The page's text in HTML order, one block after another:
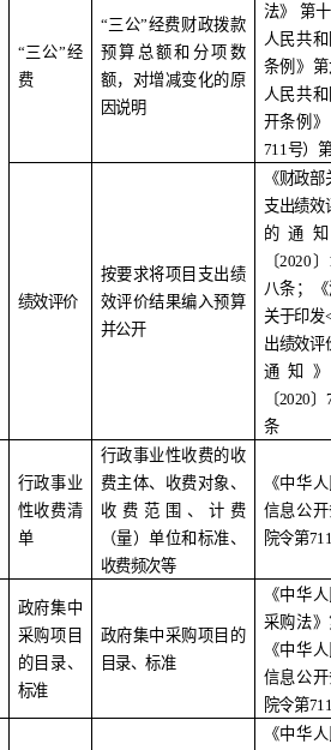
“三公”经
费
“三公”经费财政拨款
预算总额和分项数
额，对增减变化的原
因说明
法》
第
人民共
条例》
人民共
开条例
711 号）
绩效评价
按要求将项目支出绩
效评价结果编入预算
并公开
《财政
支出绩效
的通
〔2020 〕
八条；
关于印发
出绩效评
通知
〔2020〕
条
行政事业
性收费清
单
行政事业性收费的收
费主体、收费对象、
收费范围、计费
（量）单位和标准、
收费频次等
《中华
信息公
院令第
政府集中
采购项目
的目录、
标准
政府集中采购项目的
目录、标准
《中华
采购法
《中华
信息公
院令第
《中华